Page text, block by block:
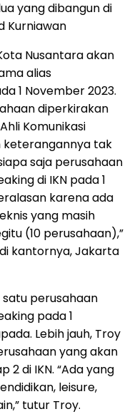
yang dibangun di
Kurniawan
Nusantara akan
alias
1 November 2023.
diperkirakan
Komunikasi
keterangannya tak
saja perusahaan
di IKN pada 1
karena ada
yang masih
(10 perusahaan),”
kantornya, Jakarta
perusahaan
pada 1
Lebih jauh, Troy
yang akan
di IKN. “Ada yang
leisure,
tutur Troy.